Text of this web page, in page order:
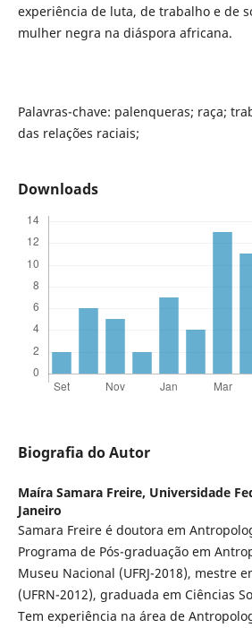
experiência de luta, de trabalho e de
mulher negra na diáspora africana.
Palavras-chave: palenqueras; raça;
das relações raciais;
Downloads
Biografia do Autor
Maíra Samara Freire, Universidade
Janeiro
Samara Freire é doutora em
Programa de Pós-graduação em
Museu Nacional (UFRJ-2018), mestre
(UFRN-2012), graduada em Ciências
Tem experiência na área de